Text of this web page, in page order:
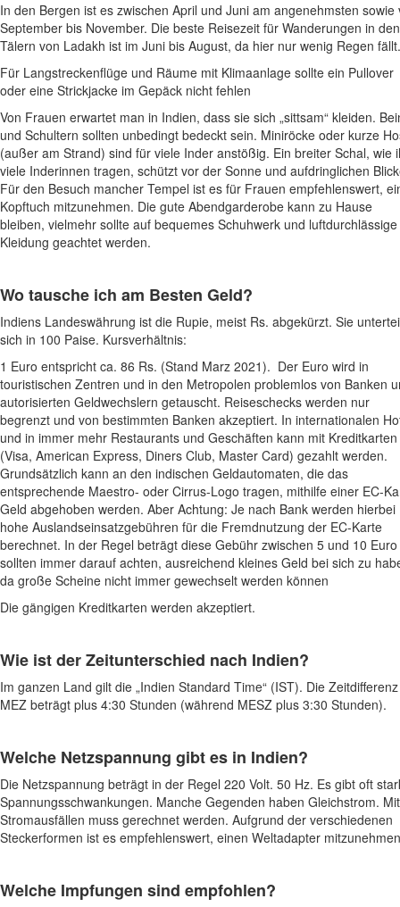
In den Bergen ist es zwischen April und Juni am angenehmsten sowie
September bis November. Die beste Reisezeit für Wanderungen in den
Tälern von Ladakh ist im Juni bis August, da hier nur wenig Regen fällt.
Für Langstreckenflüge und Räume mit Klimaanlage sollte ein Pullover
oder eine Strickjacke im Gepäck nicht fehlen
Von Frauen erwartet man in Indien, dass sie sich „sittsam“ kleiden.
und Schultern sollten unbedingt bedeckt sein. Miniröcke oder kurze
(außer am Strand) sind für viele Inder anstößig. Ein breiter Schal, wie
viele Inderinnen tragen, schützt vor der Sonne und aufdringlichen
Für den Besuch mancher Tempel ist es für Frauen empfehlenswert,
Kopftuch mitzunehmen. Die gute Abendgarderobe kann zu Hause
bleiben, vielmehr sollte auf bequemes Schuhwerk und luftdurchlässige
Kleidung geachtet werden.
Wo tausche ich am Besten Geld?
Indiens Landeswährung ist die Rupie, meist Rs. abgekürzt. Sie
sich in 100 Paise. Kursverhältnis:
1 Euro entspricht ca. 86 Rs. (Stand Marz 2021). Der Euro wird in
touristischen Zentren und in den Metropolen problemlos von Banken
autorisierten Geldwechslern getauscht. Reiseschecks werden nur
begrenzt und von bestimmten Banken akzeptiert. In internationalen
und in immer mehr Restaurants und Geschäften kann mit Kreditkarten
(Visa, American Express, Diners Club, Master Card) gezahlt werden.
Grundsätzlich kann an den indischen Geldautomaten, die das
entsprechende Maestro- oder Cirrus-Logo tragen, mithilfe einer EC-
Geld abgehoben werden. Aber Achtung: Je nach Bank werden hierbei
hohe Auslandseinsatzgebühren für die Fremdnutzung der EC-Karte
berechnet. In der Regel beträgt diese Gebühr zwischen 5 und 10 Euro
sollten immer darauf achten, ausreichend kleines Geld bei sich zu
da große Scheine nicht immer gewechselt werden können
Die gängigen Kreditkarten werden akzeptiert.
Wie ist der Zeitunterschied nach Indien?
Im ganzen Land gilt die „Indien Standard Time“ (IST). Die
MEZ beträgt plus 4:30 Stunden (während MESZ plus 3:30 Stunden).
Welche Netzspannung gibt es in Indien?
Die Netzspannung beträgt in der Regel 220 Volt. 50 Hz. Es gibt oft
Spannungsschwankungen. Manche Gegenden haben Gleichstrom. Mit
Stromausfällen muss gerechnet werden. Aufgrund der verschiedenen
Steckerformen ist es empfehlenswert, einen Weltadapter
Welche Impfungen sind empfohlen?